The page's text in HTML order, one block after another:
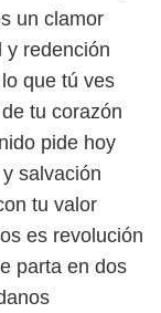
un clamor
y redención
que tú ves
tu corazón
pide hoy
salvación
tu valor
es revolución
parta en dos